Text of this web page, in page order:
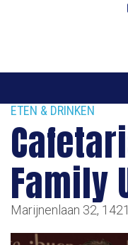
ETEN & DRINKEN
Family
Marijnenlaan 32,